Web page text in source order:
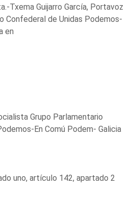
Txema Guijarro García, Portavoz
Confederal de Unidas Podemos-
en
Grupo Parlamentario
En Comú Podem- Galicia
uno, artículo 142, apartado 2